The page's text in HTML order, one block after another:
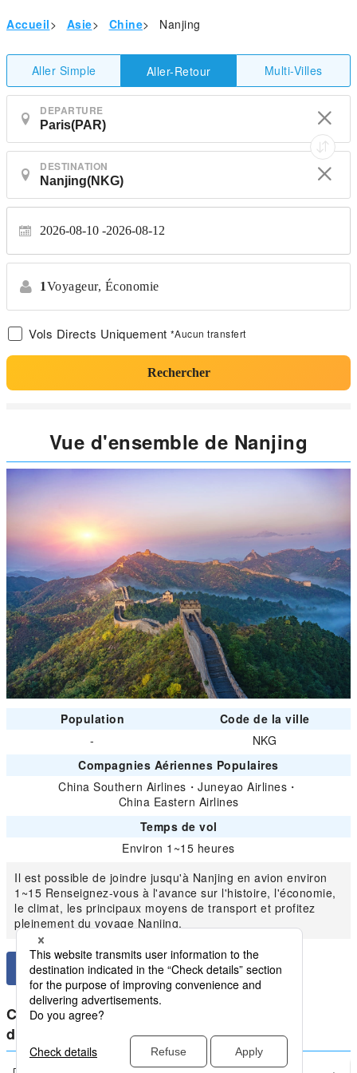
Accueil> Asie> Chine> Nanjing
Aller Simple Aller-Retour Multi-Villes
DEPARTURE
DESTINATION
2026-08-10 2026-08-12
1Voyageur, Économie
Vols Directs Uniquement *Aucun transfert
Rechercher
Vue d'ensemble de Nanjing
Population
Code de la ville
-
NKG
Compagnies Aériennes Populaires
China Southern Airlines ・Juneyao Airlines ・
China Eastern Airlines
Temps de vol
Environ 1~15 heures
Il est possible de joindre jusqu'à Nanjing en avion environ
1~15 Renseignez-vous à l'avance sur l'histoire, l'économie,
le climat, les principaux moyens de transport et profitez
pleinement du voyage Nanjing.
Comparer les prix les plus bas pour
domestique Chine à partir de Nanjing